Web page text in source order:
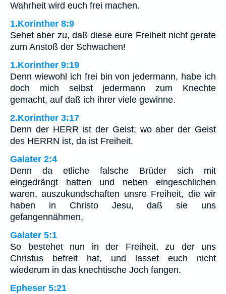
Wahrheit wird euch frei machen.
1.Korinther 8:9
Sehet aber zu, daß diese eure Freiheit nicht gerate
zum Anstoß der Schwachen!
1.Korinther 9:19
Denn wiewohl ich frei bin von jedermann, habe ich
doch mich selbst jedermann zum Knechte
gemacht, auf daß ich ihrer viele gewinne.
2.Korinther 3:17
Denn der HERR ist der Geist; wo aber der Geist
des HERRN ist, da ist Freiheit.
Galater 2:4
Denn da etliche falsche Brüder sich mit
eingedrängt hatten und neben eingeschlichen
waren, auszukundschaften unsre Freiheit, die wir
haben in Christo Jesu, daß sie uns
gefangennähmen,
Galater 5:1
So bestehet nun in der Freiheit, zu der uns
Christus befreit hat, und lasset euch nicht
wiederum in das knechtische Joch fangen.
Epheser 5:21